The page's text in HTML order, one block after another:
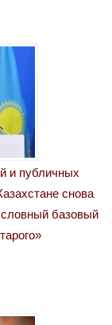
и публичных
снова
базовый